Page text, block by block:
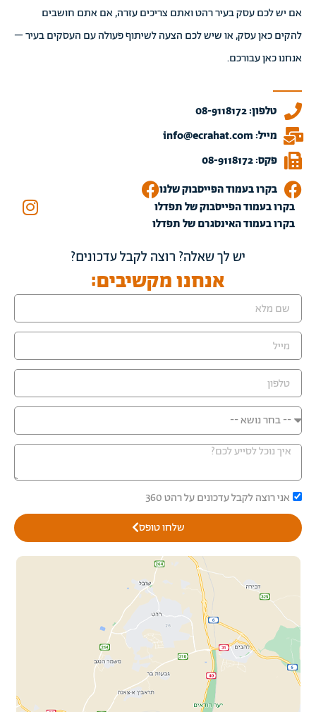
אם יש לכם עסק בעיר רהט ואתם צריכים עזרה, אם אתם חושבים
להקים כאן עסק, או שיש לכם הצעה לשיתוף פעולה עם העסקים בעיר –
אנחנו כאן עבורכם.
טלפון: 08-9118172
מייל: info@ecrahat.com
פקס: 08-9118172
בקרו בעמוד הפייסבוק שלנו
בקרו בעמוד הפייסבוק של תפדלו
בקרו בעמוד האינסגרם של תפדלו
יש לך שאלה? רוצה לקבל עדכונים?
אנחנו מקשיבים:
אני רוצה לקבל עדכונים על רהט 360
שלחו טופס